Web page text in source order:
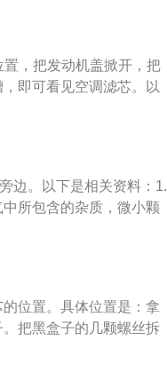
带有活性炭滤芯，具有
，把发动机盖掀开，把
即可看见空调滤芯。以
附空气中，水份、煤
有效分隔空气中，灰
为汽车行驶8000-10000
湿度对比大，常年气候
边。以下是相关资料：1.
所包含的杂质，微小颗
程度提高，保持车内的
味、氮氧化物、二氧化
入粉尘及有害气体后使
异味的影响，都影响行
位置。具体位置是：拿
把黑盒子的几颗螺丝拆
的相关介绍：1、汽车